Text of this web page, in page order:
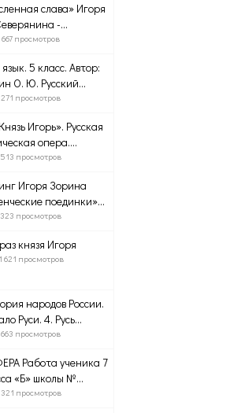
слава» Игоря
-...
667 просмотров
5 класс. Автор:
О. Ю. Русский...
271 просмотров
Игорь». Русская
опера....
513 просмотров
Игоря Зорина
поединки»...
323 просмотров
князя Игоря
1 621 просмотров
народов России.
Руси. 4. Русь...
663 просмотров
Работа ученика 7
«Б» школы №...
321 просмотров